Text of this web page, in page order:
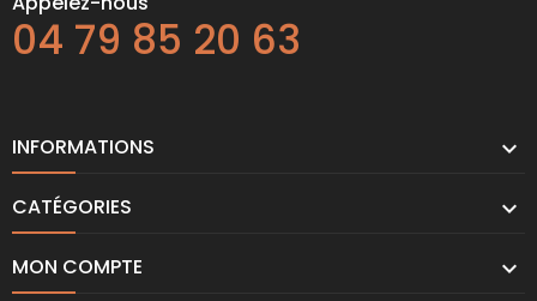
04 79 85 20 63
INFORMATIONS 
CATÉGORIES 
MON COMPTE 